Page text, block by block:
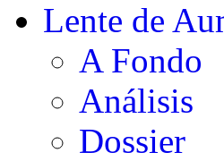
Lente de
A Fondo
Análisis
Dossier